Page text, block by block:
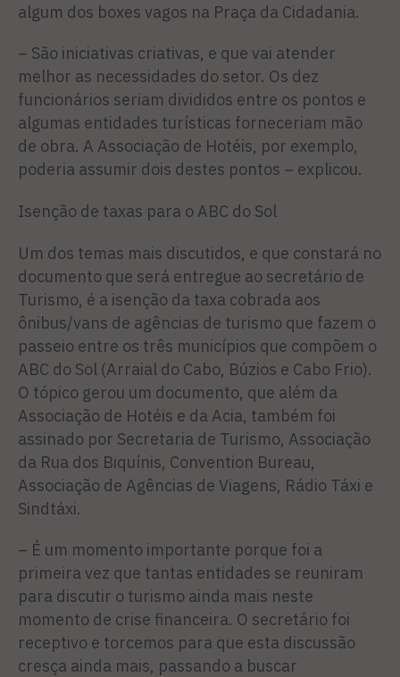
algum dos boxes vagos na Praça da Cidadania.
– São iniciativas criativas, e que vai atender
melhor as necessidades do setor. Os dez
funcionários seriam divididos entre os pontos e
algumas entidades turísticas forneceriam mão
de obra. A Associação de Hotéis, por exemplo,
poderia assumir dois destes pontos – explicou.
Isenção de taxas para o ABC do Sol
Um dos temas mais discutidos, e que constará no
documento que será entregue ao secretário de
Turismo, é a isenção da taxa cobrada aos
ônibus/vans de agências de turismo que fazem o
passeio entre os três municípios que compõem o
ABC do Sol (Arraial do Cabo, Búzios e Cabo Frio).
O tópico gerou um documento, que além da
Associação de Hotéis e da Acia, também foi
assinado por Secretaria de Turismo, Associação
da Rua dos Biquínis, Convention Bureau,
Associação de Agências de Viagens, Rádio Táxi e
Sindtáxi.
– É um momento importante porque foi a
primeira vez que tantas entidades se reuniram
para discutir o turismo ainda mais neste
momento de crise financeira. O secretário foi
receptivo e torcemos para que esta discussão
cresça ainda mais, passando a buscar